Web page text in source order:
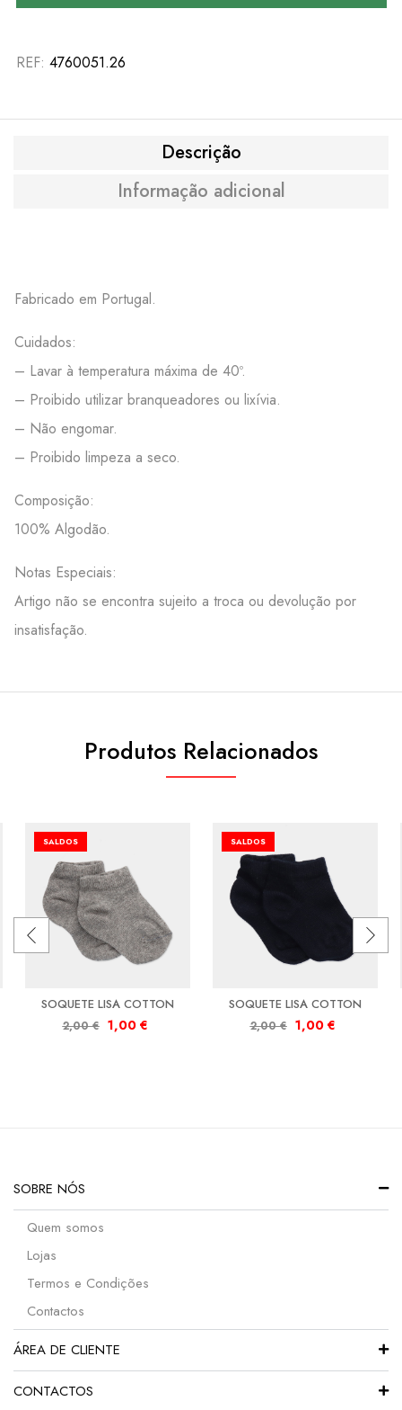
REF: 4760051.26
Descrição
Informação adicional
Fabricado em Portugal.
Cuidados:
– Lavar à temperatura máxima de 40º.
– Proibido utilizar branqueadores ou lixívia.
– Não engomar.
– Proibido limpeza a seco.
Composição:
100% Algodão.
Notas Especiais:
Artigo não se encontra sujeito a troca ou devolução por
insatisfação.
Produtos Relacionados
SALDOS
SOQUETE LISA COTTON
2,00€ 1,00 €
SALDOS
SOQUETE LISA COTTON
2,00€ 1,00 €
SOBRE NÓS
Quem somos
Lojas
Termos e Condições
Contactos
ÁREA DE CLIENTE
CONTACTOS